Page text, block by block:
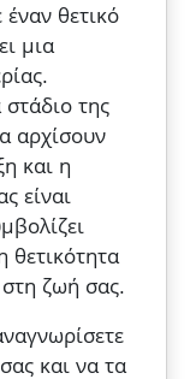
έναν θετικό
μια
στάδιο της
αρχίσουν
και η
είναι
θετικότητα
ζωή σας.
και να τα